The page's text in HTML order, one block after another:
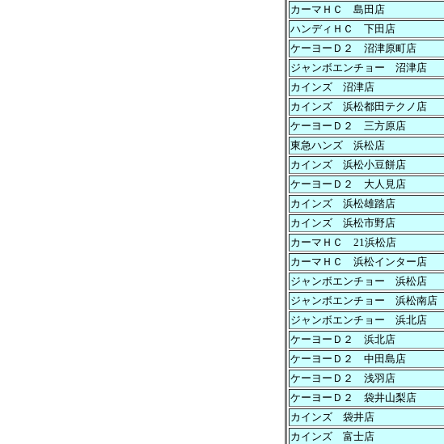
カーマＨＣ 島田店
ハンディＨＣ 下田店
ケーヨーＤ２ 沼津原町店
ジャンボエンチョー 沼津店
カインズ 沼津店
カインズ 浜松都田テクノ店
ケーヨーＤ２ 三方原店
東急ハンズ 浜松店
カインズ 浜松小豆餅店
ケーヨーＤ２ 大人見店
カインズ 浜松雄踏店
カインズ 浜松市野店
カーマＨＣ 21浜松店
カーマＨＣ 浜松インター店
ジャンボエンチョー 浜松店
ジャンボエンチョー 浜松南店
ジャンボエンチョー 浜北店
ケーヨーＤ２ 浜北店
ケーヨーＤ２ 中田島店
ケーヨーＤ２ 浅羽店
ケーヨーＤ２ 袋井山梨店
カインズ 袋井店
カインズ 富士店